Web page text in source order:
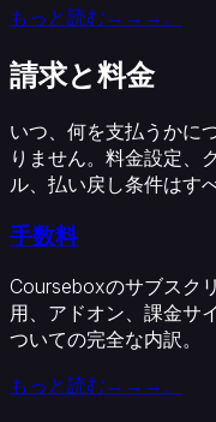
ヘ
ス
ケ
ホ
ス
ピ
タ
リ
テ
ィ・
観
非
もっと読む→→→。
請求と料金
いつ、何を支払うかに
りません。料金設定、
ル、払い戻し条件はす
手数料
Courseboxのサブスク
用、アドオン、課金サ
ついての完全な内訳。
もっと読む→→→。